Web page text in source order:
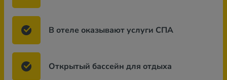
В отеле оказывают услуги СПА
Открытый бассейн для отдыха